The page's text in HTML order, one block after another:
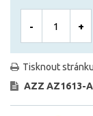
- +
Tisknout stránku
AZZ AZ1613-